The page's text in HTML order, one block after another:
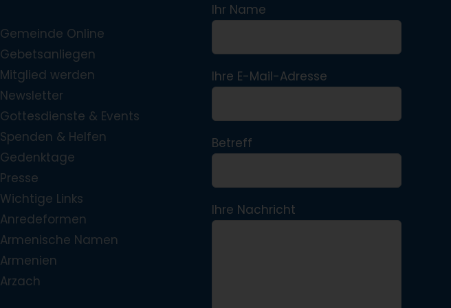
Gemeinde Online
Gebetsanliegen
Mitglied werden
Newsletter
Gottesdienste & Events
Spenden & Helfen
Gedenktage
Presse
Wichtige Links
Anredeformen
Armenische Namen
Armenien
Arzach
Ihr Name
Ihre E-Mail-Adresse
Betreff
Ihre Nachricht